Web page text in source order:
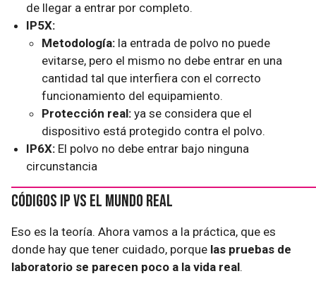
de llegar a entrar por completo.
IP5X:
Metodología:la entrada de polvo no puede
evitarse, pero el mismo no debe entrar en una
cantidad tal que interfiera con el correcto
funcionamiento del equipamiento.
Protección real:ya se considera que el
dispositivo está protegido contra el polvo.
IP6X: El polvo no debe entrar bajo ninguna
circunstancia
Códigos IP vs el mundo real
Eso es la teoría. Ahora vamos a la práctica, que es
donde hay que tener cuidado, porque las pruebas de
laboratorio se parecen poco a la vida real.